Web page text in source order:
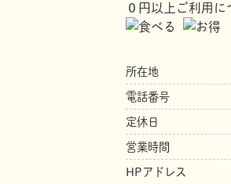
０円以上ご利用に
所在地
電話番号
定休日
営業時間
HPアドレス